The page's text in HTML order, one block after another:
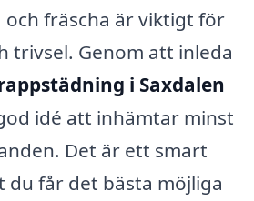
fräscha är viktigt för
trivsel. Genom att inleda
i Saxdalen
idé att inhämtar minst
Det är ett smart
du får det bästa möjliga